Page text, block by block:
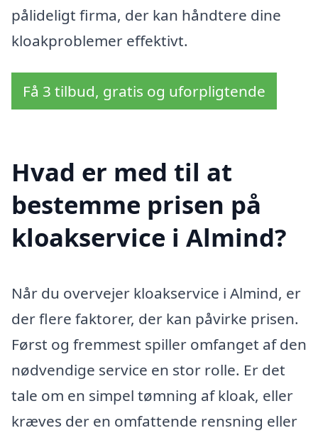
pålideligt firma, der kan håndtere dine
kloakproblemer effektivt.
Få 3 tilbud, gratis og uforpligtende
Hvad er med til at
bestemme prisen på
kloakservice i Almind?
Når du overvejer kloakservice i Almind, er
der flere faktorer, der kan påvirke prisen.
Først og fremmest spiller omfanget af den
nødvendige service en stor rolle. Er det
tale om en simpel tømning af kloak, eller
kræves der en omfattende rensning eller